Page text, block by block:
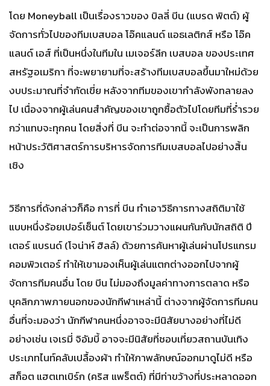
โดย Moneyball เป็นเรื่องราวของ บิลลี่ บีน (แบรด พิตต์) ผู้
จัดการทั่วไปของทีมเบสบอล โอ๊คแลนด์ แอธเลติกส์ หรือ โอ๊ค
แลนด์ เอส์ ที่เป็นหนึ่งในทีมใน เมเจอร์ลีก เบสบอล ของประเทศ
สหรัฐอเมริกา ที่จะพยายามที่จะสร้างทีมเบสบอลขึ้นมาใหม่ด้วย
งบประมาณที่จำกัดเขี่ย หลังจากทีมของเขากำลังพังทลายลง
ไป เนื่องจากผู้เล่นคนสำคัญของเขาถูกซื้อตัวไปโดยทีมที่รํ่ารวย
กว่าแทบจะทุกคน โดยสิ่งที่ บีน จะทำต่อจากนี้ จะเป็นการพลิก
หน้าประวัติศาสตร์การบริหารจัดการทีมเบสบอลไปอย่างสิ้น
เชิง
วิธีการที่ดังกล่าวก็คือ การที่ บีน ทำเอาวิธีการทางสถิติมาใช้
แบบหนึ่งร้อยเปอร์เซ็นต์ โดยเขาร่วมวางแผนกันกับนักสถิติ ปี
เตอร์ แบรนด์ (โจน่าห์ ฮิลล์) ด้วยการค้นหาผู้เล่นผ่านโปรแกรม
คอมพิวเตอร์ ทำให้เขามองเห็นผู้เล่นแตกต่างออกไปจากผู้
จัดการทีมคนอื่น โดย บีน ไม่มองถึงมูลค่าทางการตลาด หรือ
บุคลิกภาพภายนอกของนักกีฬาเหล่านี้ ต่างจากผู้จัดการทีมคน
อื่นที่จะมองว่า นักกีฬาคนหนึ่งอาจจะมีนิสัยบางอย่างที่ไม่ดี
อย่างเช่น เจเรมี่ จิอัมบี้ อาจจะมีนิสัยที่ชอบเที่ยวสถานบันเทิง
ประเภทไนท์คลับเปลื้องผ้า ทำให้ภาพลักษณ์ออกมาดูไม่ดี หรือ
สก็อต แฮตเทเบิร์ก (คริส แพร็ตต์) ที่มีท่าขว้างที่ประหลาดออก